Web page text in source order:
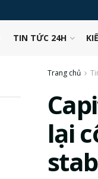
TIN TỨC 24H
Trang chủ
lại